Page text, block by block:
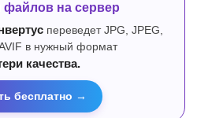
файлов на сервер
переведет JPG, JPEG,
в нужный формат
качества.
бесплатно →